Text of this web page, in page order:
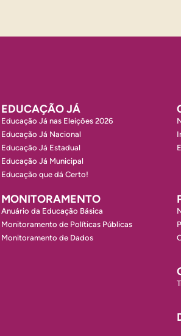
EDUCAÇÃO JÁ
Educação Já nas Eleições 2026
Educação Já Nacional
Educação Já Estadual
Educação Já Municipal
Educação que dá Certo!
MONITORAMENTO
Anuário da Educação Básica
Monitoramento de Políticas Públicas
Monitoramento de Dados